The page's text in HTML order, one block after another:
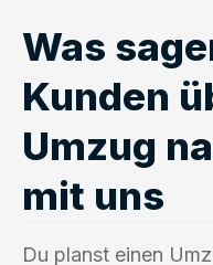
Was
Kunden
Umzug
mit uns
Du planst einen